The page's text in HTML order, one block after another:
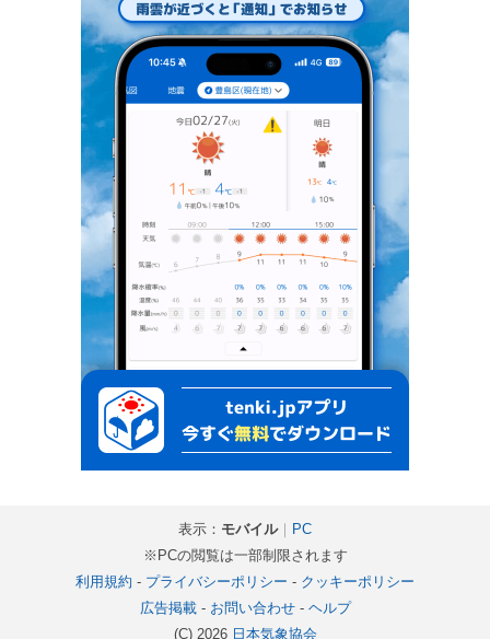
表示： モバイル｜
PC
※PCの閲覧は一部制限されます
利用規約 - プライバシーポリシー - クッキーポリシー
広告掲載- お問い合わせ- ヘルプ
(C) 2026 日本気象協会